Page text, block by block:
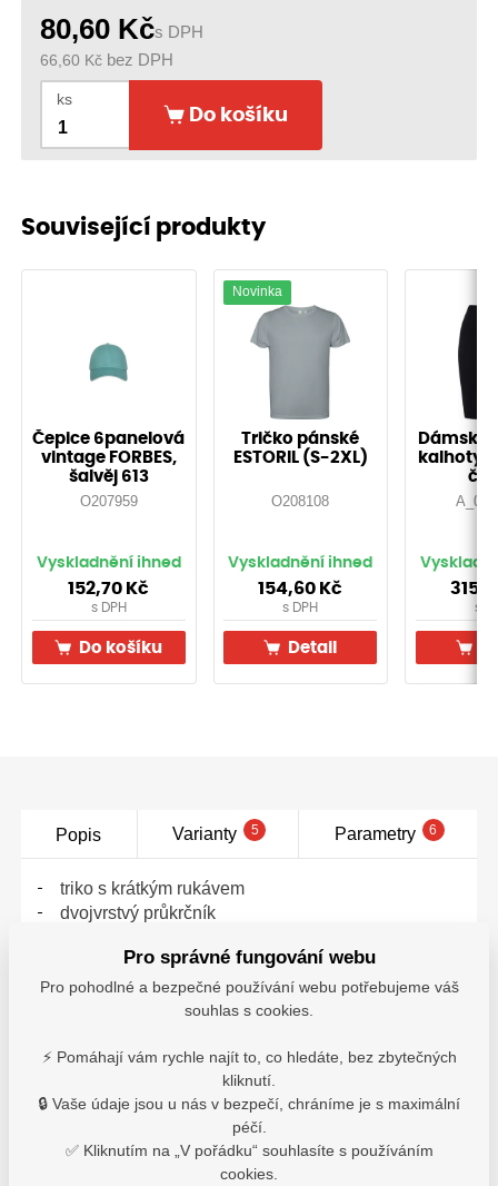
80,60 Kčs DPH
66,60 Kč bez DPH
ks
Do košíku
Související produkty
Čepice 6panelová
vintage FORBES,
šalvěj 613
O207959
Vyskladnění ihned
152,70 Kč
s DPH
Do košíku
Novinka
Tričko pánské
ESTORIL (S-2XL)
O208108
Vyskladnění ihned
154,60 Kč
s DPH
Detail
Dámské
kalhoty
s
Popis Varianty 5 Parametry 6
triko s krátkým rukávem
dvojvrstvý průkrčník
bez bočních švů
úplet: hladký
materiál: 100% bavlna
Pro správné fungování webu
Pro pohodlné a bezpečné používání webu potřebujeme váš
souhlas s cookies.
⚡ Pomáhají vám rychle najít to, co hledáte, bez zbytečných
kliknutí.
🔒 Vaše údaje jsou u nás v bezpečí, chráníme je s maximální
péčí.
✅ Kliknutím na „V pořádku“ souhlasíte s používáním
cookies.